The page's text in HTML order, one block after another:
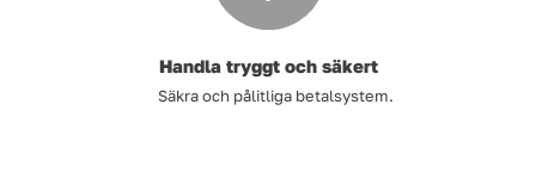
Handla tryggt och säkert
Säkra och pålitliga betalsystem.